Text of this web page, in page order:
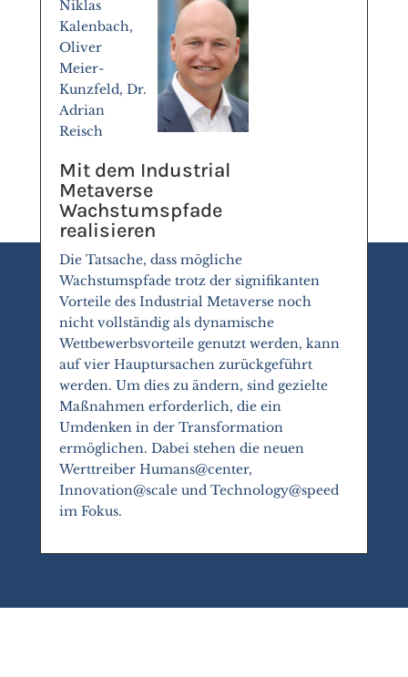
Niklas
Kalenbach,
Oliver
Meier-
Kunzfeld, Dr.
Adrian
Reisch
Mit dem Industrial
Metaverse
Wachstumspfade
realisieren
Die Tatsache, dass mögliche
Wachstumspfade trotz der signifikanten
Vorteile des Industrial Metaverse noch
nicht vollständig als dynamische
Wettbewerbsvorteile genutzt werden, kann
auf vier Hauptursachen zurückgeführt
werden. Um dies zu ändern, sind gezielte
Maßnahmen erforderlich, die ein
Umdenken in der Transformation
ermöglichen. Dabei stehen die neuen
Werttreiber Humans@center,
Innovation@scale und Technology@speed
im Fokus.